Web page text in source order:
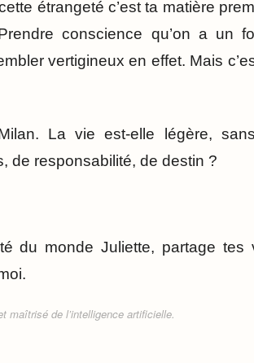
étrangeté c’est ta matière
conscience qu’on a un
vertigineux en effet. Mais
La vie est-elle légère,
de responsabilité, de destin ?
du monde Juliette, partage tes
maîtrisé de l’intelligence artificielle.